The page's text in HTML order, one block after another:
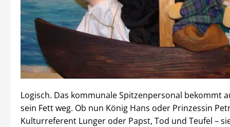
Logisch. Das kommunale Spitzenpersonal bekommt
sein Fett weg. Ob nun König Hans oder Prinzessin
Kulturreferent Lunger oder Papst, Tod und Teufel –